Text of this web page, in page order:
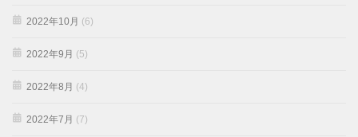
2022年10月 (6)
2022年9月 (5)
2022年8月 (4)
2022年7月 (7)